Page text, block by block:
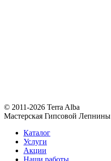
© 2011-2026 Terra Alba
Мастерская Гипсовой Лепнины
Каталог
Услуги
Акции
Наши работы